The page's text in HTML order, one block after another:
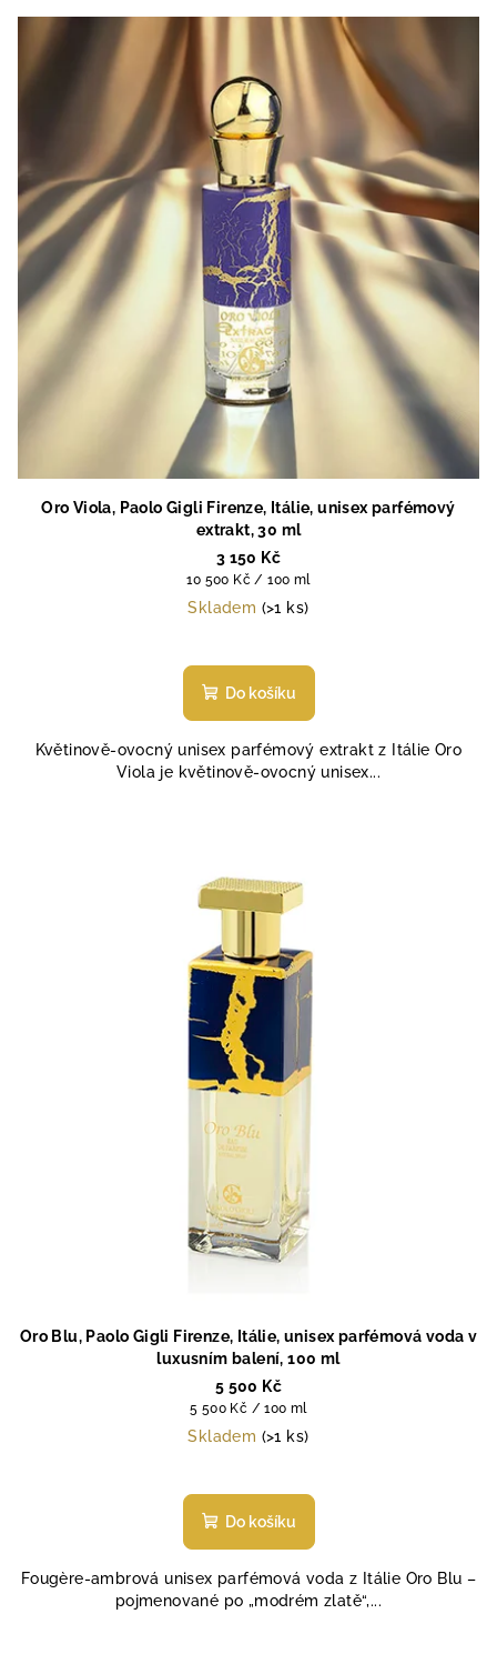
Oro Viola, Paolo Gigli Firenze, Itálie, unisex parfémový
extrakt, 30 ml
3 150 Kč
Měrná
cena:
10 500 Kč / 100 ml
Skladem (>1 ks)
hodnocení
produktu
z
5
Do košíku
Květinově-ovocný unisex parfémový extrakt z Itálie Oro
Viola je květinově-ovocný unisex...
Oro Blu, Paolo Gigli Firenze, Itálie, unisex parfémová voda v
luxusním balení, 100 ml
5 500 Kč
Měrná
cena:
5 500 Kč / 100 ml
Skladem (>1 ks)
Do košíku
Fougère-ambrová unisex parfémová voda z Itálie Oro Blu –
pojmenované po „modrém zlatě“,...